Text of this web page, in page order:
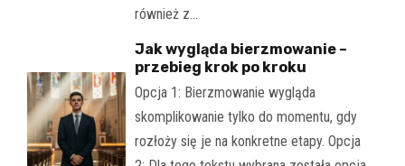
również z…
Jak wygląda bierzmowanie –
przebieg krok po kroku
Opcja 1: Bierzmowanie wygląda
skomplikowanie tylko do momentu, gdy
rozłoży się je na konkretne etapy. Opcja